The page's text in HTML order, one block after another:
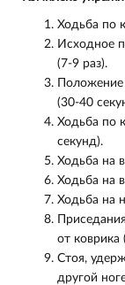
Ходьба по
Исходное
(7-9 раз).
(30-40
Ходьба по
секунд).
Ходьба на
Ходьба на
Ходьба на
от коврика
Стоя,
другой